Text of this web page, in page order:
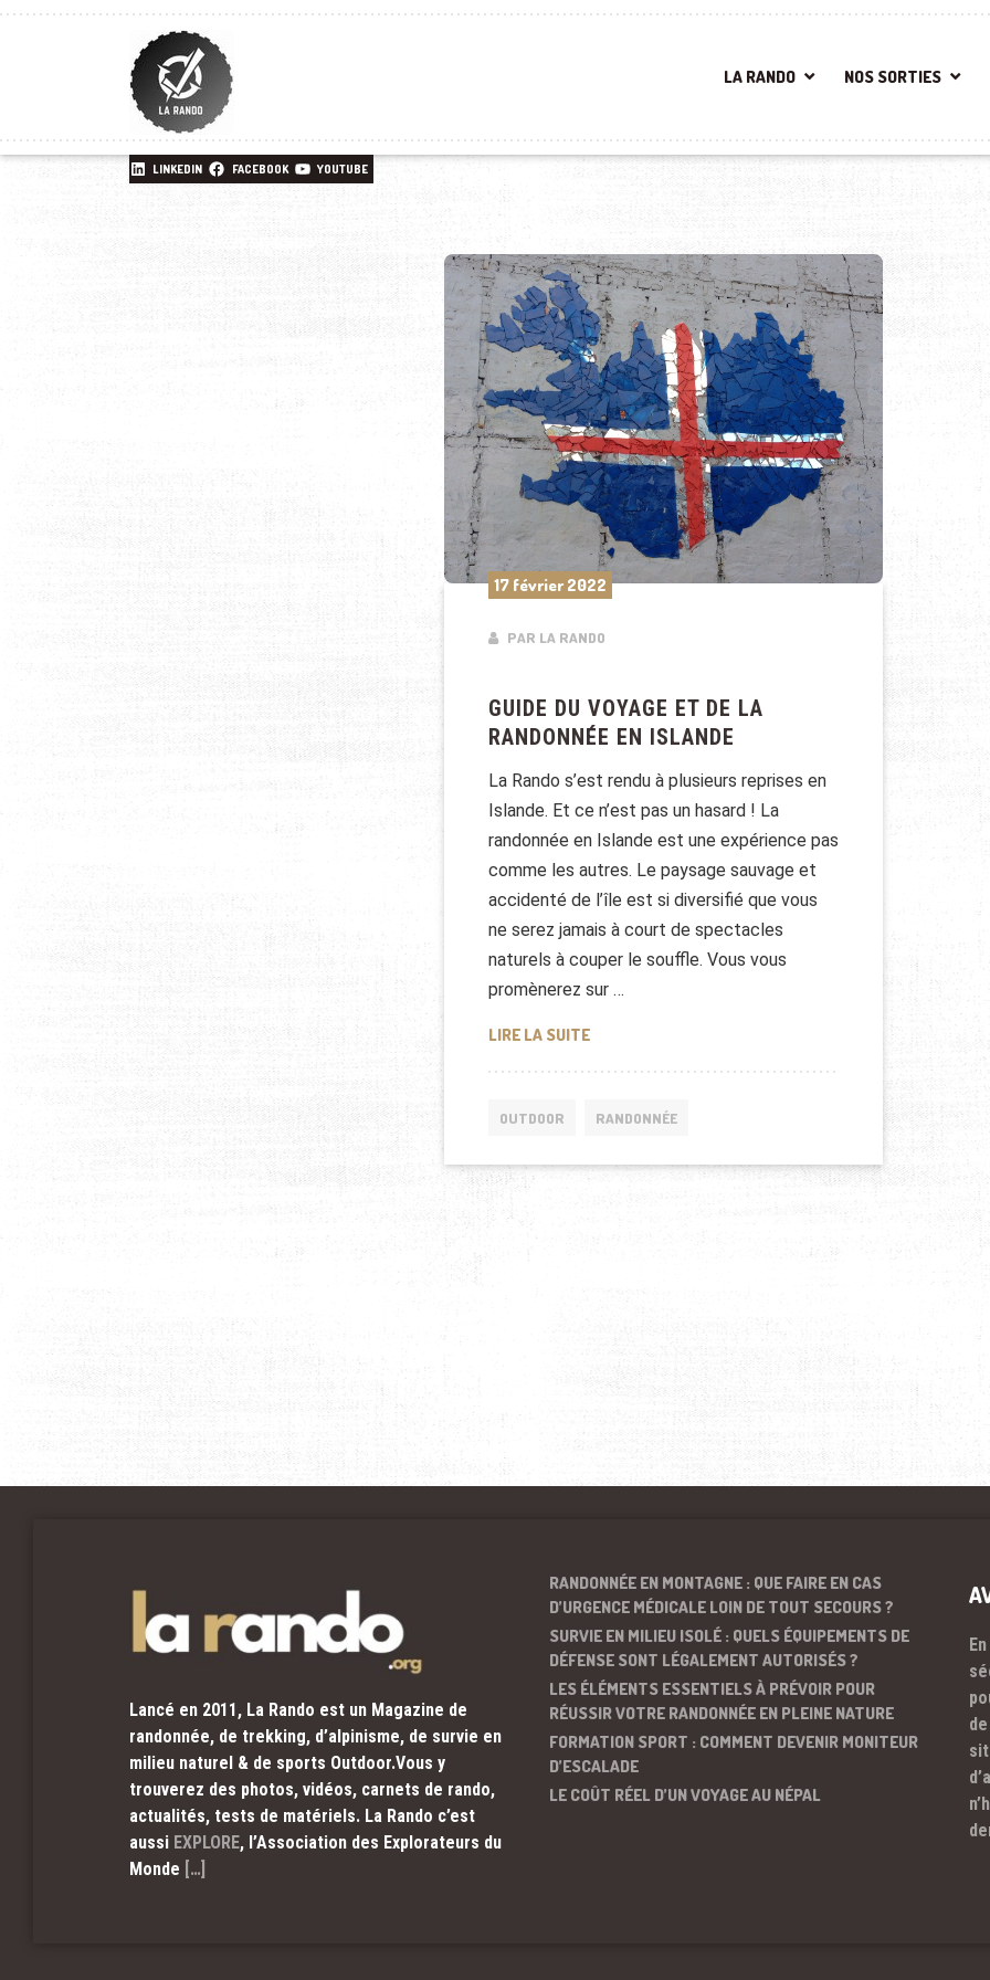
LA RANDO NOS SORTIES
LINKEDIN FACEBOOK YOUTUBE
17 février 2022
PAR LA RANDO
GUIDE DU VOYAGE ET DE LA
RANDONNÉE EN ISLANDE
La Rando s’est rendu à plusieurs reprises en
Islande. Et ce n’est pas un hasard ! La
randonnée en Islande est une expérience pas
comme les autres. Le paysage sauvage et
accidenté de l’île est si diversifié que vous
ne serez jamais à court de spectacles
naturels à couper le souffle. Vous vous
promènerez sur …
LIRE LA SUITEGUIDE DU VOYAGE ET DE LA RANDONNÉE EN ISLANDE
OUTDOOR RANDONNÉE
Lancé en 2011, La Rando est un Magazine de
randonnée, de trekking, d’alpinisme, de survie en
milieu naturel & de sports Outdoor.Vous y
trouverez des photos, vidéos, carnets de rando,
actualités, tests de matériels. La Rando c’est
aussi EXPLORE, l’Association des Explorateurs du
Monde […]
RANDONNÉE EN MONTAGNE : QUE FAIRE EN CAS
D’URGENCE MÉDICALE LOIN DE TOUT SECOURS ?
SURVIE EN MILIEU ISOLÉ : QUELS ÉQUIPEMENTS DE
DÉFENSE SONT LÉGALEMENT AUTORISÉS ?
LES ÉLÉMENTS ESSENTIELS À PRÉVOIR POUR
RÉUSSIR VOTRE RANDONNÉE EN PLEINE NATURE
FORMATION SPORT : COMMENT DEVENIR MONITEUR
D’ESCALADE
LE COÛT RÉEL D’UN VOYAGE AU NÉPAL